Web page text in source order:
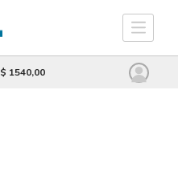
$ 1540,00